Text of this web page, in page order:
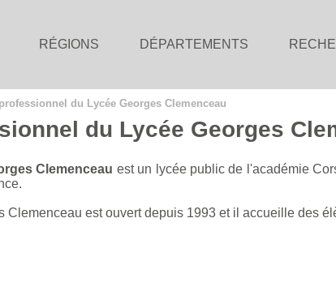
RÉGIONS DÉPARTEMENTS
du Lycée Georges Clemenceau
du Lycée Georges
Clemenceau est un lycée public de l'académie
est ouvert depuis 1993 et il accueille des